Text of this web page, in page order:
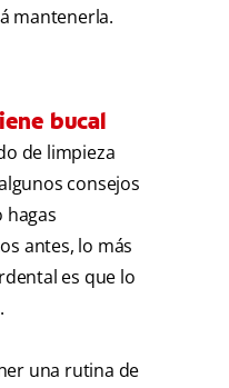
mantenerla.
bucal
de limpieza
consejos
hagas
antes, lo más
es que lo
una rutina de